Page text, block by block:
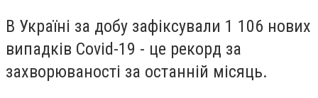
В Україні за добу зафіксували 1 106 нових
випадків Covid-19 - це рекорд за
захворюваності за останній місяць.